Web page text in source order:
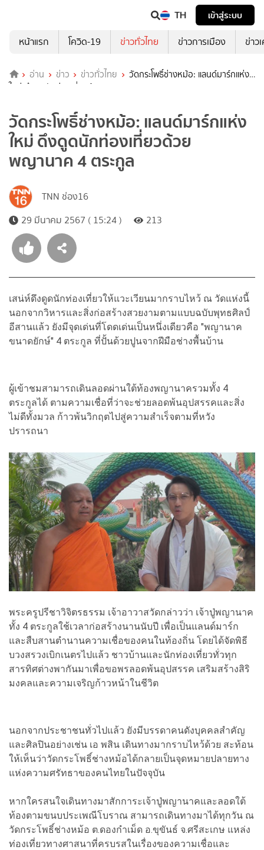
TH
เข้าสู่ระบบ
หน้าแรก
โควิด-19 ข่าวทั่วไทย ข่าวการเมือง ข่าว
อ่าน ข่าว ข่าวทั่วไทย
วัดกระโพธิ์ช่างหม้อ: แลนด์มาร์กแห่ง
ใหม่ ดึงดูดนักท่องเที่ยวด้วยพญานาค 4 ตระกูล
วัดกระโพธิ์ช่างหม้อ: แลนด์มาร์กแห่ง
ใหม่ ดึงดูดนักท่องเที่ยวด้วย
พญานาค 4 ตระกูล
TNN ช่อง16
29 มีนาคม 2567 ( 15:24 )
213
เสน่ห์ดึงดูดนักท่องเที่ยวให้แวะเวียนมากราบไหว้ ณ วัดแห่งนี้
นอกจากวิหารและสิ่งก่อสร้างสวยงามตามแบบฉบับพุทธศิลป์
อีสานแล้ว ยังมีจุดเด่นที่โดดเด่นเป็นหนึ่งเดียวคือ "พญานาค
ขนาดยักษ์" 4 ตระกูล ที่ปั้นด้วยปูนจากฝีมือช่างพื้นบ้าน
ผู้เข้าชมสามารถเดินลอดผ่านใต้ท้องพญานาครวมทั้ง 4
ตระกูลได้ ตามความเชื่อที่ว่าจะช่วยลอดพ้นอุปสรรคและสิ่ง
ไม่ดีทั้งมวล ก้าวพ้นวิกฤตไปสู่ความสำเร็จตามที่หวัง
ปรารถนา
พระครูปรีชาวิจิตรธรรม เจ้าอาวาสวัดกล่าวว่า เจ้าปู่พญานาค
ทั้ง 4 ตระกูลใช้เวลาก่อสร้างนานนับปี เพื่อเป็นแลนด์มาร์ก
และสืบสานตำนานความเชื่อของคนในท้องถิ่น โดยได้จัดพิธี
บวงสรวงเบิกเนตรไปแล้ว ชาวบ้านและนักท่องเที่ยวทั่วทุก
สารทิศต่างพากันมาเพื่อขอพรลอดพ้นอุปสรรค เสริมสร้างสิริ
มงคลและความเจริญก้าวหน้าในชีวิต
นอกจากประชาชนทั่วไปแล้ว ยังมีบรรดาคนดังบุคคลสำคัญ
และศิลปินอย่างเช่น เอ พสิน เดินทางมากราบไหว้ด้วย สะท้อน
ให้เห็นว่าวัดกระโพธิ์ช่างหม้อได้กลายเป็นจุดหมายปลายทาง
แห่งความศรัทธาของคนไทยในปัจจุบัน
หากใครสนใจเดินทางมาสักการะเจ้าปู่พญานาคและลอดใต้
ท้องตามขนบประเพณีโบราณ สามารถเดินทางมาได้ทุกวัน ณ
วัดกระโพธิ์ช่างหม้อ ต.ดองกำเม็ด อ.ขุขันธ์ จ.ศรีสะเกษ แหล่ง
ท่องเที่ยวทางศาสนาที่ครบรสในเรื่องของความเชื่อและ